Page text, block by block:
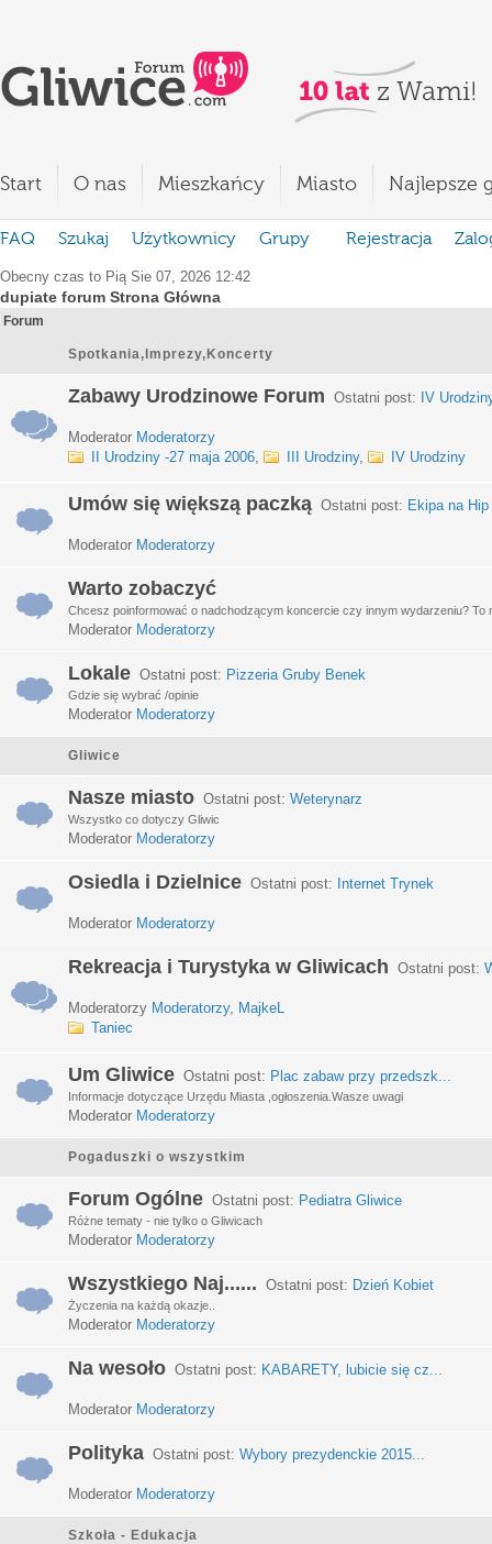
Start O nas Mieszkańcy Miasto Najlepsze
FAQ Szukaj Użytkownicy Grupy Rejestracja
Obecny czas to Pią Sie 07, 2026 12:42
dupiate forum Strona Główna
Forum
Spotkania,Imprezy,Koncerty
Zabawy Urodzinowe Forum Ostatni post: IV
Moderator Moderatorzy
II Urodziny -27 maja 2006, III Urodziny, IV Urodziny
Umów się większą paczką Ostatni post: Ekipa na
Moderator Moderatorzy
Warto zobaczyć
Chcesz poinformować o nadchodzącym koncercie czy innym wydarzeniu? To
Moderator Moderatorzy
Lokale Ostatni post: Pizzeria Gruby Benek
Gdzie się wybrać /opinie
Moderator Moderatorzy
Gliwice
Nasze miasto Ostatni post: Weterynarz
Wszystko co dotyczy Gliwic
Moderator Moderatorzy
Osiedla i Dzielnice Ostatni post: Internet Trynek
Moderator Moderatorzy
Rekreacja i Turystyka w Gliwicach Ostatni post:
Moderatorzy Moderatorzy, MajkeL
Taniec
Um Gliwice Ostatni post: Plac zabaw przy przedszk...
Informacje dotyczące Urzędu Miasta ,ogłoszenia.Wasze uwagi
Moderator Moderatorzy
Pogaduszki o wszystkim
Forum Ogólne Ostatni post: Pediatra Gliwice
Różne tematy - nie tylko o Gliwicach
Moderator Moderatorzy
Wszystkiego Naj...... Ostatni post: Dzień Kobiet
Życzenia na każdą okazje..
Moderator Moderatorzy
Na wesoło Ostatni post: KABARETY, lubicie się cz...
Moderator Moderatorzy
Polityka Ostatni post: Wybory prezydenckie 2015...
Moderator Moderatorzy
Szkoła - Edukacja